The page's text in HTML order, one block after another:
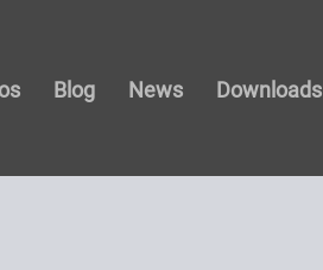
Blog News Downloads